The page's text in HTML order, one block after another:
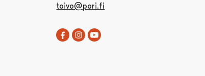
toivo@pori.fi
Rakennuskulttuuritalo Toivo
Avautuu uudessa välilehdessä
Rakennuskulttuuritalo Toivo
Avautuu uudessa välilehdessä